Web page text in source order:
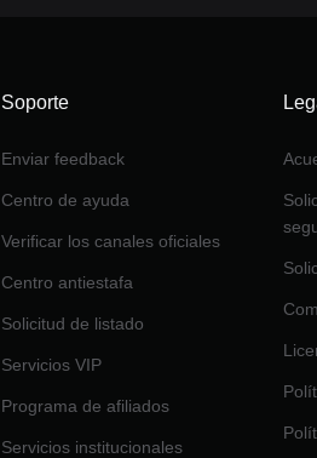
Soporte
Enviar feedback
Centro de ayuda
Verificar los canales oficiales
Centro antiestafa
Solicitud de listado
Servicios VIP
Programa de afiliados
Servicios institucionales